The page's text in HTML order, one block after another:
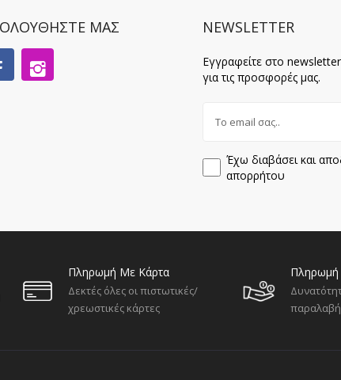
ΜΑΣ NEWSLETTER
Εγγραφείτε στο
για τις προσφορές μας.
Έχω διαβάσει και
απορρήτου
Πληρωμή Με Κάρτα
Δεκτές όλες οι πιστωτικές/
χρεωστικές κάρτες
Πληρωμή
παραλαβή